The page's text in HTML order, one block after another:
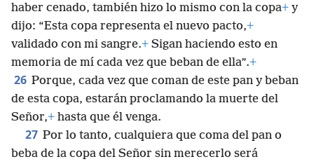
haber cenado, también hizo lo mismo con la copa+ y
dijo: “Esta copa representa el nuevo pacto,+
validado con mi sangre.+ Sigan haciendo esto en
memoria de mí cada vez que beban de ella”.+
26 Porque, cada vez que coman de este pan y beban
de esta copa, estarán proclamando la muerte del
Señor,+ hasta que él venga.
27 Por lo tanto, cualquiera que coma del pan o
beba de la copa del Señor sin merecerlo será